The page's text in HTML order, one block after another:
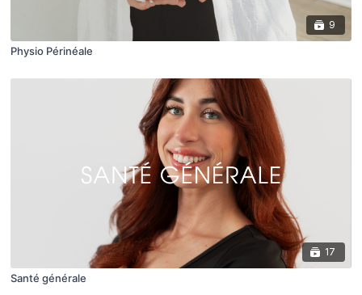
9
Physio Périnéale
17
Santé générale